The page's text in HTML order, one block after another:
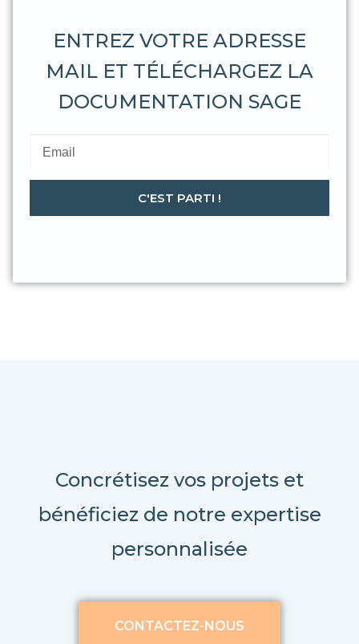
ENTREZ VOTRE ADRESSE
MAIL ET TÉLÉCHARGEZ LA
DOCUMENTATION SAGE
C'EST PARTI !
Concrétisez vos projets et
bénéficiez de notre expertise
personnalisée
CONTACTEZ-NOUS